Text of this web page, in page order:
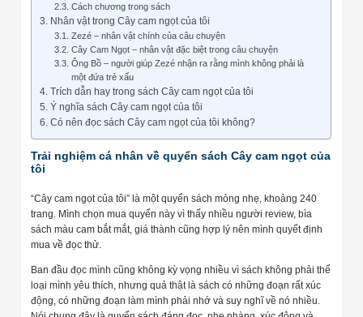
Cách chương trong sách
Nhân vật trong Cây cam ngọt của tôi
Zezé – nhân vật chính của câu chuyện
Cây Cam Ngọt – nhân vật đặc biệt trong câu chuyện
Ông Bồ – người giúp Zezé nhận ra rằng mình không phải là
một đứa trẻ xấu
Trích dẫn hay trong sách Cây cam ngọt của tôi
Ý nghĩa sách Cây cam ngọt của tôi
Có nên đọc sách Cây cam ngọt của tôi không?
Trải nghiệm cá nhân về quyển sách Cây cam ngọt của
tôi
“Cây cam ngọt của tôi” là một quyển sách mỏng nhẹ, khoảng 240
trang. Mình chọn mua quyển này vì thấy nhiều người review, bìa
sách màu cam bắt mắt, giá thành cũng hợp lý nên mình quyết định
mua về đọc thử.
Ban đầu đọc mình cũng không kỳ vọng nhiều vì sách không phải thể
loại mình yêu thích, nhưng quả thật là sách có những đoạn rất xúc
động, có những đoạn làm mình phải nhớ và suy nghĩ về nó nhiều.